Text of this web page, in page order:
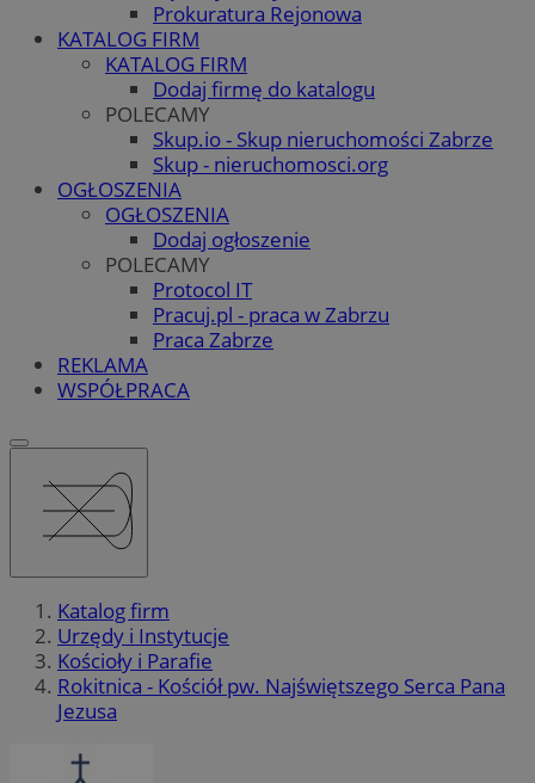
Prokuratura Rejonowa
KATALOG FIRM
KATALOG FIRM
Dodaj firmę do katalogu
POLECAMY
Skup.io - Skup nieruchomości Zabrze
Skup - nieruchomosci.org
OGŁOSZENIA
OGŁOSZENIA
Dodaj ogłoszenie
POLECAMY
Protocol IT
Pracuj.pl - praca w Zabrzu
Praca Zabrze
REKLAMA
WSPÓŁPRACA
Katalog firm
Urzędy i Instytucje
Kościoły i Parafie
Rokitnica - Kościół pw. Najświętszego Serca Pana
Jezusa